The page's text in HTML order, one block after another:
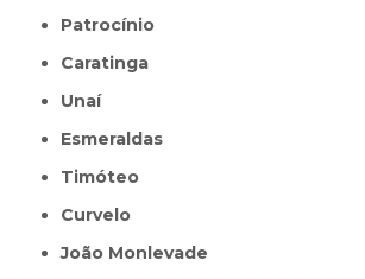
Patrocínio
Caratinga
Unaí
Esmeraldas
Timóteo
Curvelo
João Monlevade